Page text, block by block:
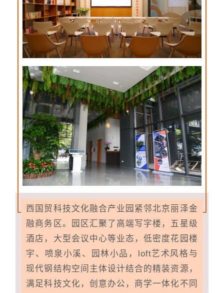
西国贸科技文化融合产业园紧邻北京丽泽金
融商务区。园区汇聚了高端写字楼，五星级
酒店，大型会议中心等业态，低密度花园楼
宇、喷泉小溪、园林小品，loft艺术风格与
现代钢结构空间主体设计结合的精装资源，
满足科技文化，创意办公，商学一体化不同